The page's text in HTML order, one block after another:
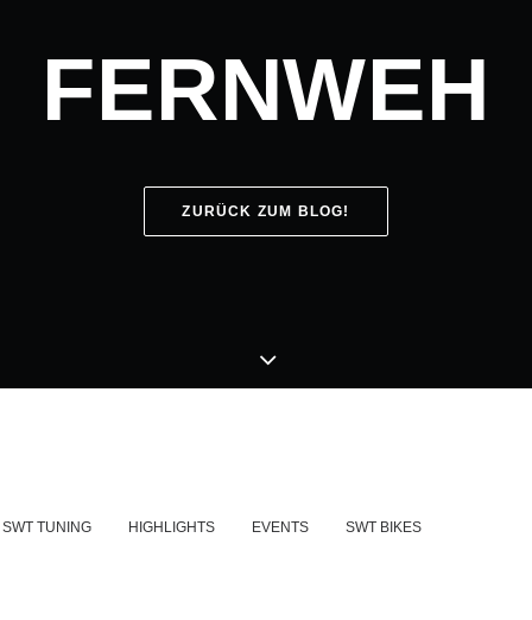
FERNWEH
ZURÜCK ZUM BLOG!
SWT TUNING HIGHLIGHTS EVENTS SWT BIKES